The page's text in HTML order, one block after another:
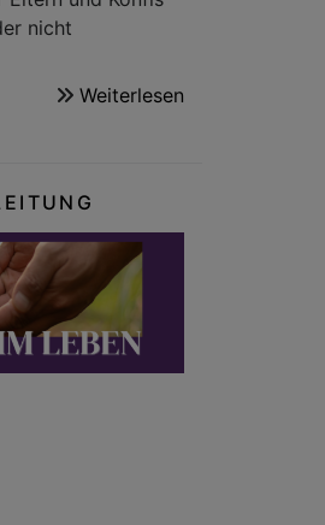
nicht
Weiterlesen